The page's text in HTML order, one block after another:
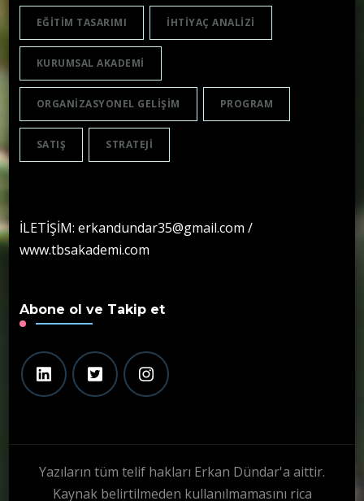
EĞITIM TASARIMI IHTIYAÇ ANALIZI
KURUMSAL AKADEMI
ORGANIZASYONEL GELIŞIM PROGRAM
SATIŞ STRATEJI
İLETİŞİM: erkandundar35@gmail.com /
www.tbsakademi.com
Abone ol ve Takip et
Yazıların tüm telif hakları Erkan Dündar'a aittir.
Kaynak belirtilmeden kullanılmamasını rica